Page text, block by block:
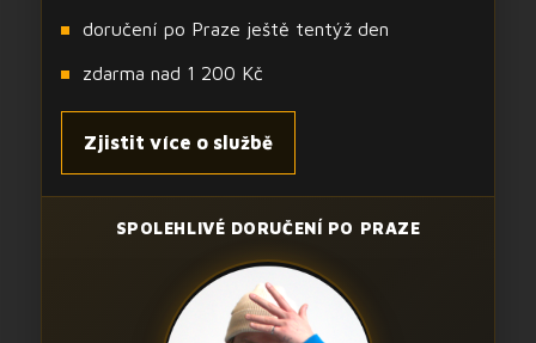
doručení po Praze ještě tentýž den
zdarma nad 1 200 Kč
Zjistit více o službě
SPOLEHLIVÉ DORUČENÍ PO PRAZE